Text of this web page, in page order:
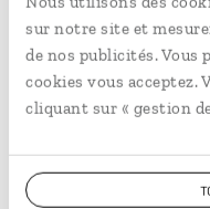
sur notre site et
de nos publicités. Vous
cookies vous acceptez.
cliquant sur « gestion